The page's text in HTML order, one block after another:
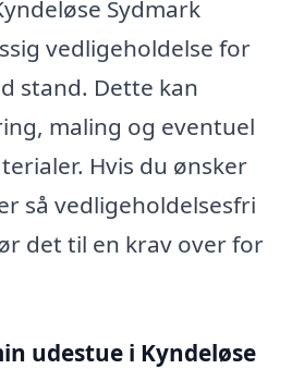
Sydmark
vedligeholdelse for
stand. Dette kan
maling og eventuel
Hvis du ønsker
så vedligeholdelsesfri
det til en krav over for
udestue i Kyndeløse